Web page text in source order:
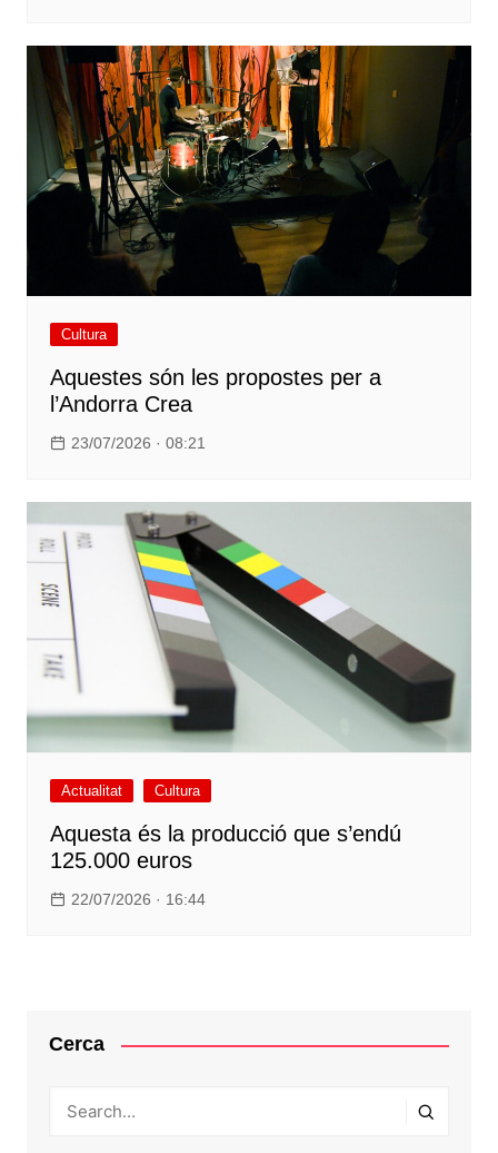
Cultura
Aquestes són les propostes per a
l’Andorra Crea
23/07/2026 · 08:21
Actualitat Cultura
Aquesta és la producció que s’endú
125.000 euros
22/07/2026 · 16:44
Cerca